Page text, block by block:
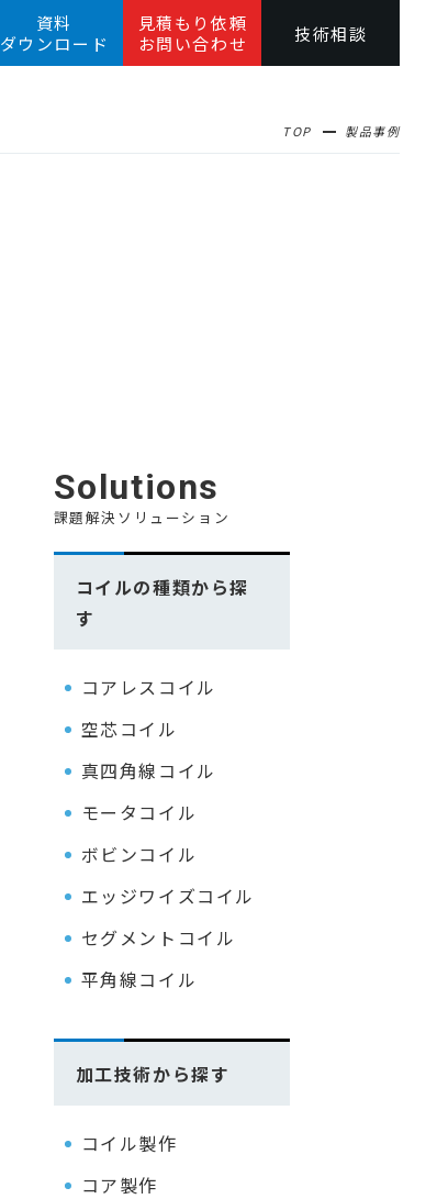
資料
ダウンロード
見積もり依頼
お問い合わせ
技術相談
TOP 製品事例
Solutions
課題解決ソリューション
コイルの種類から探
す
コアレスコイル
空芯コイル
真四角線コイル
モータコイル
ボビンコイル
エッジワイズコイル
セグメントコイル
平角線コイル
加工技術から探す
コイル製作
コア製作